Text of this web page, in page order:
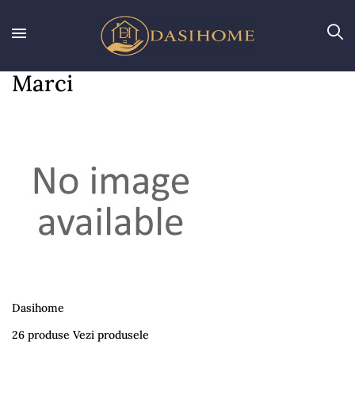
Marci
Dasihome
26 produse Vezi produsele